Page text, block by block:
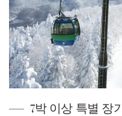
7박 이상 특별 장